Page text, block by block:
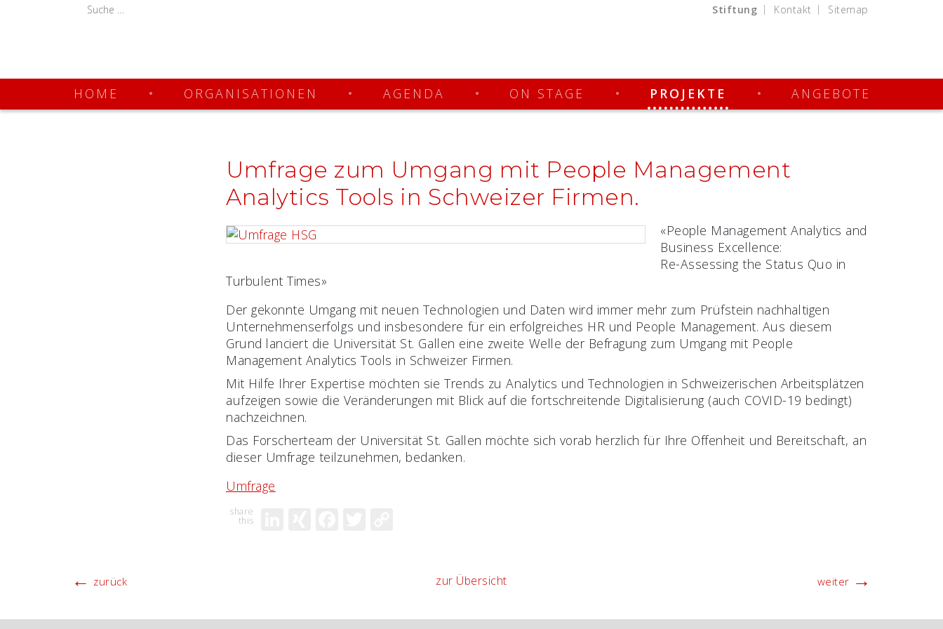
Stiftung Kontakt Sitemap
HOME ORGANISATIONEN AGENDA ON STAGE PROJEKTE ANGEBOTE
Umfrage zum Umgang mit People Management
Analytics Tools in Schweizer Firmen.
«People Management Analytics and
Business Excellence:
Re-Assessing the Status Quo in
Turbulent Times»
Der gekonnte Umgang mit neuen Technologien und Daten wird immer mehr zum Prüfstein nachhaltigen
Unternehmenserfolgs und insbesondere für ein erfolgreiches HR und People Management. Aus diesem
Grund lanciert die Universität St. Gallen eine zweite Welle der Befragung zum Umgang mit People
Management Analytics Tools in Schweizer Firmen.
Mit Hilfe Ihrer Expertise möchten sie Trends zu Analytics und Technologien in Schweizerischen Arbeitsplätzen
aufzeigen sowie die Veränderungen mit Blick auf die fortschreitende Digitalisierung (auch COVID-19 bedingt)
nachzeichnen.
Das Forscherteam der Universität St. Gallen möchte sich vorab herzlich für Ihre Offenheit und Bereitschaft, an
dieser Umfrage teilzunehmen, bedanken.
Umfrage
← zurück zur Übersicht weiter →